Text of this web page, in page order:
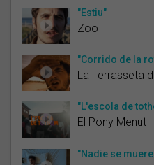
"Estiu"
Zoo
"Corrido de la
La Terrasseta
"L'escola de
El Pony Menut
"Nadie se